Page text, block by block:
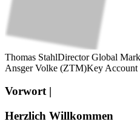
Thomas StahlDirector Global
Ansger Volke (ZTM)Key Account
Vorwort |
Herzlich Willkommen